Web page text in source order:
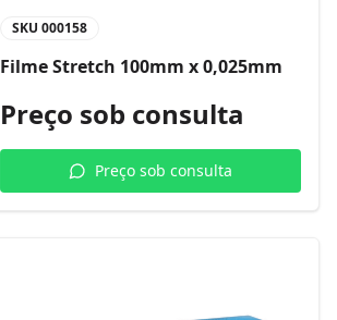
SKU 000158
Filme Stretch 100mm x 0,025mm
Preço sob consulta
Preço sob consulta